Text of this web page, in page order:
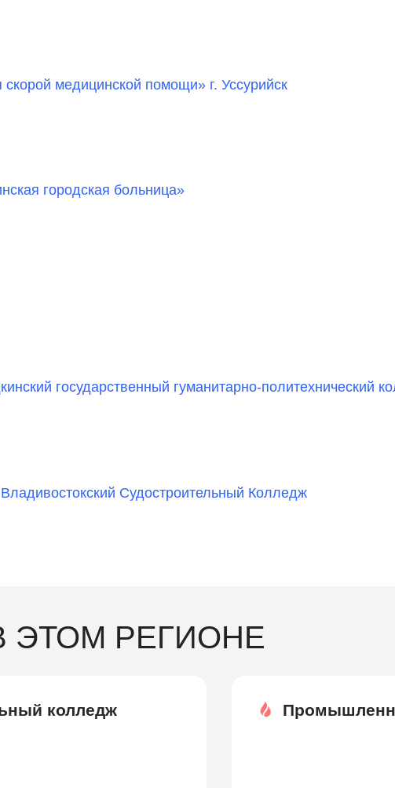
медицинской помощи» г. Уссурийск
городская больница»
государственный гуманитарно-политехнический
Судостроительный Колледж
ЭТОМ РЕГИОНЕ
колледж